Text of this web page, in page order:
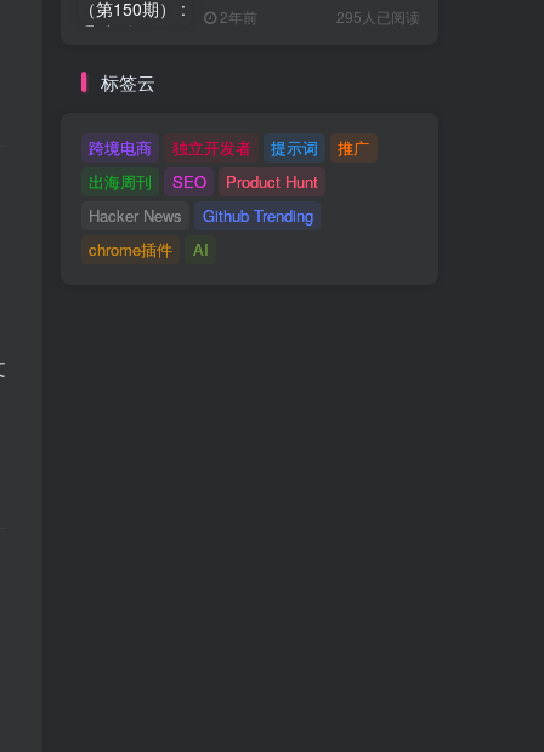
2年前 295人已阅读
标签云
跨境电商 独立开发者 提示词
推广
出海周刊
SEO
Product Hunt
Hacker News
Github Trending
chrome插件
AI